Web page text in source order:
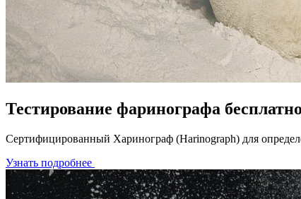
Тестирование фаринографа бесплатно
Сертифицированный Харинограф (Harinograph) для
Узнать подробнее